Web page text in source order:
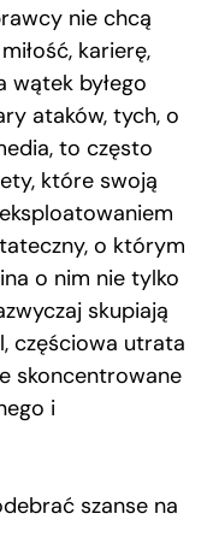
nie chcą
karierę,
wątek byłego
ataków, tych, o
to często
które swoją
o którym
o nim nie tylko
skupiają
częściowa utrata
skoncentrowane
i
szanse na